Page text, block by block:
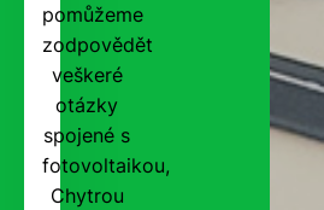
pomůžeme
zodpovědět
veškeré
otázky
spojené s
fotovoltaikou,
Chytrou